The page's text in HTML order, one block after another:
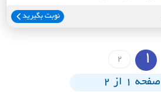
نوبت بگیرید
1
2
صفحه 1 از 2